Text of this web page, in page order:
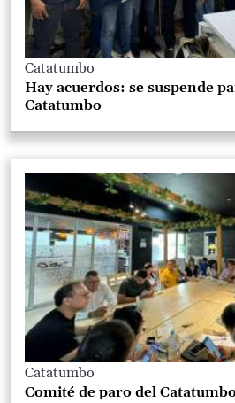
Catatumbo
Hay acuerdos: se suspende
Catatumbo
Catatumbo
Comité de paro del